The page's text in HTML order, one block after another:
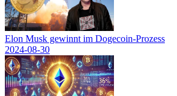
Elon Musk gewinnt im Dogecoin-Prozess
2024-08-30